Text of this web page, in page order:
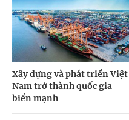
Xây dựng và phát triển Việt
Nam trở thành quốc gia
biển mạnh